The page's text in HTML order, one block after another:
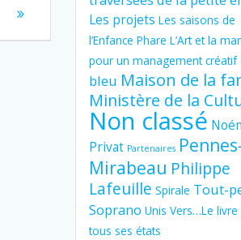
Les projets Les saisons de
l’Enfance Phare L’Art et la
pour un management créatif
bleu Maison de la
Ministère de la
Non classé
Privat Partenaires
Mirabeau Philippe
Lafeuille Spirale Tout-
Soprano Unis Vers…Le livre
tous ses états